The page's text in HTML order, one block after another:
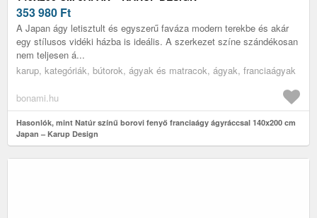
353 980 Ft
A Japan ágy letisztult és egyszerű faváza modern terekbe és akár
egy stílusos vidéki házba is ideális. A szerkezet színe szándékosan
nem teljesen á...
karup, kategóriák, bútorok, ágyak és matracok, ágyak, franciaágyak
bonami.hu
Hasonlók, mint Natúr színű borovi fenyő franciaágy ágyráccsal 140x200 cm
Japan – Karup Design